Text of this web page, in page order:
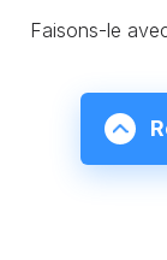
Faisons-le